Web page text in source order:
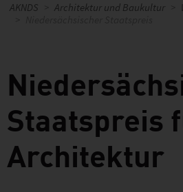
AKNDS Architektur und Baukultur
Staatspreis
Architektur